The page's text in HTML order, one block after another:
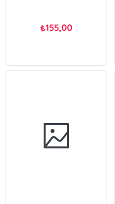
₺155,00